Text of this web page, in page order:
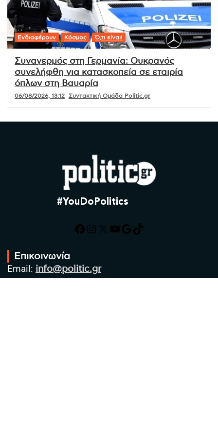
Ενδιαφέρουν Κόσμος Ό,τι είναι!
Συναγερμός στη Γερμανία: Ουκρανός
συνελήφθη για κατασκοπεία σε εταιρία
όπλων στη Βαυαρία
06/08/2026, 13:12 Συντακτική Ομάδα Politic.gr
#YouDoPolitics
Facebook
Instagram
X YouTube
Google
TikTok
Επικοινωνία
Email: info@politic.gr
Τηλ: